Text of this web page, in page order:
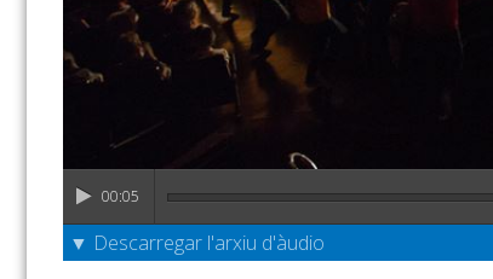
00:05
▼ Descarregar l'arxiu d'àudio